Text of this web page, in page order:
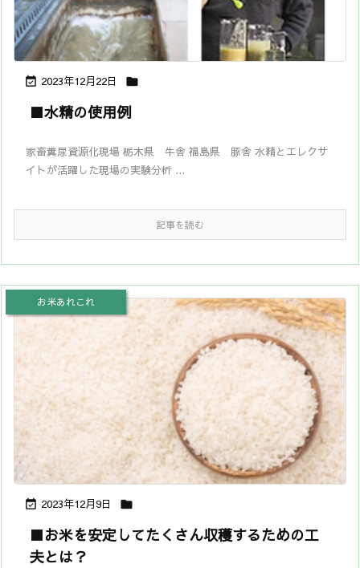
 2023年12月22日 
■水精の使用例
家畜糞尿資源化現場 栃木県 牛舎 福島県 豚舎 水精とエレクサ
イトが活躍した現場の実験分析 ...
記事を読む
 2023年12月9日 
お米あれこれ
■お米を安定してたくさん収穫するための工
夫とは？